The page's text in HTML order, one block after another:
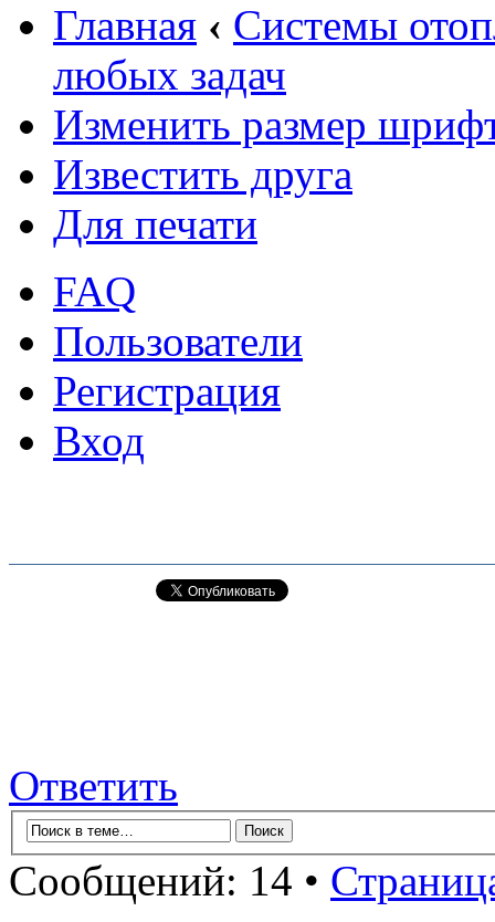
Главная ‹ Системы
любых задач
Изменить размер
Известить друга
Для печати
FAQ
Пользователи
Регистрация
Вход
Ответить
Сообщений: 14 •